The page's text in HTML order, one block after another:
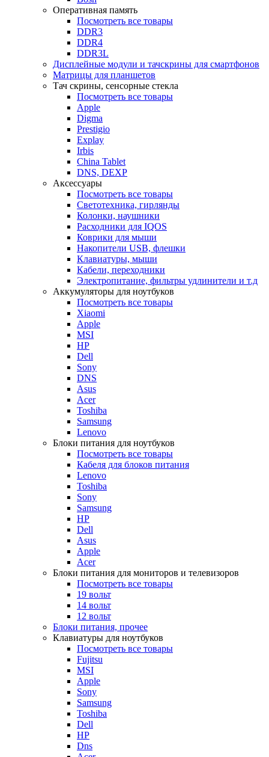
Оперативная память
Посмотреть все товары
DDR3
DDR4
DDR3L
Дисплейные модули и тачскрины для смартфонов
Матрицы для планшетов
Тач скрины, сенсорные стекла
Посмотреть все товары
Apple
Digma
Prestigio
Explay
Irbis
China Tablet
DNS, DEXP
Аксессуары
Посмотреть все товары
Светотехника, гирлянды
Колонки, наушники
Расходники для IQOS
Коврики для мыши
Накопители USB, флешки
Клавиатуры, мыши
Кабели, переходники
Электропитание, фильтры удлинители и т.д
Аккумуляторы для ноутбуков
Посмотреть все товары
Xiaomi
Apple
MSI
HP
Dell
Sony
DNS
Asus
Acer
Toshiba
Samsung
Lenovo
Блоки питания для ноутбуков
Посмотреть все товары
Кабеля для блоков питания
Lenovo
Toshiba
Sony
Samsung
HP
Dell
Asus
Apple
Acer
Блоки питания для мониторов и телевизоров
Посмотреть все товары
19 вольт
14 вольт
12 вольт
Блоки питания, прочее
Клавиатуры для ноутбуков
Посмотреть все товары
Fujitsu
MSI
Apple
Sony
Samsung
Toshiba
Dell
HP
Dns